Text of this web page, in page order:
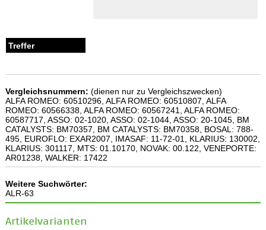
Vergleichsnummern: (dienen nur zu Vergleichszwecken)
ALFA ROMEO: 60510296, ALFA ROMEO: 60510807, ALFA
ROMEO: 60566338, ALFA ROMEO: 60567241, ALFA ROMEO:
60587717, ASSO: 02-1020, ASSO: 02-1044, ASSO: 20-1045, BM
CATALYSTS: BM70357, BM CATALYSTS: BM70358, BOSAL: 788-
495, EUROFLO: EXAR2007, IMASAF: 11-72-01, KLARIUS: 130002,
KLARIUS: 301117, MTS: 01.10170, NOVAK: 00.122, VENEPORTE:
AR01238, WALKER: 17422
Weitere Suchwörter:
ALR-63
Artikelvarianten